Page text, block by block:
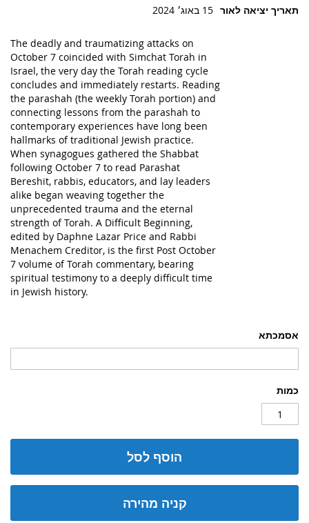
אסמכתא
כמות
הוסף לסל
קניה מהירה
תאריך יציאה לאור 15 באוג׳ 2024
The deadly and traumatizing attacks on
October 7 coincided with Simchat Torah in
Israel, the very day the Torah reading cycle
concludes and immediately restarts. Reading
the parashah (the weekly Torah portion) and
connecting lessons from the parashah to
contemporary experiences have long been
hallmarks of traditional Jewish practice.
When synagogues gathered the Shabbat
following October 7 to read Parashat
Bereshit, rabbis, educators, and lay leaders
alike began weaving together the
unprecedented trauma and the eternal
strength of Torah. A Difficult Beginning,
edited by Daphne Lazar Price and Rabbi
Menachem Creditor, is the first Post October
7 volume of Torah commentary, bearing
spiritual testimony to a deeply difficult time
in Jewish history.